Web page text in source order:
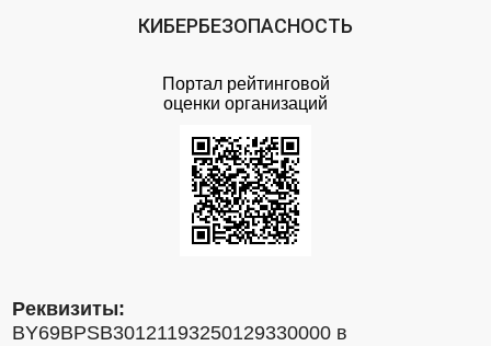
КИБЕРБЕЗОПАСНОСТЬ
Портал рейтинговой
оценки организаций
Реквизиты:
BY69BPSB30121193250129330000 в